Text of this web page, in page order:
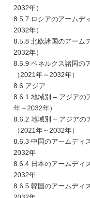
2032年）
8.5.7 ロシアのアームデ
2032年）
8.5.8 北欧諸国のアーム
2032年）
8.5.9 ベネルクス諸国の
（2021年～2032年）
8.6 アジア
8.6.1 地域別 – アジアの
年～2032年）
8.6.2 地域別 – アジアの
（2021年～2032年）
8.6.3 中国のアームディ
2032年
8.6.4 日本のアームディ
2032年
8.6.5 韓国のアームディ